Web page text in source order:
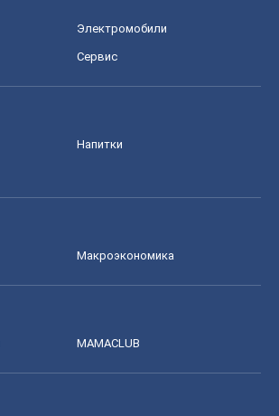
Электромобили
Сервис
Напитки
Mакроэкономика
MAMACLUB